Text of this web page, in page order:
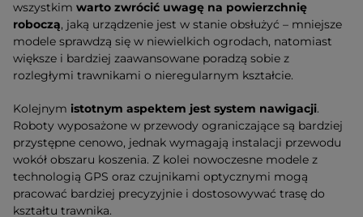
wszystkim warto zwrócić uwagę na powierzchnię
roboczą, jaką urządzenie jest w stanie obsłużyć – mniejsze
modele sprawdzą się w niewielkich ogrodach, natomiast
większe i bardziej zaawansowane poradzą sobie z
rozległymi trawnikami o nieregularnym kształcie.
Kolejnym istotnym aspektem jest system nawigacji.
Roboty wyposażone w przewody ograniczające są bardziej
przystępne cenowo, jednak wymagają instalacji przewodu
wokół obszaru koszenia. Z kolei nowoczesne modele z
technologią GPS oraz czujnikami optycznymi mogą
pracować bardziej precyzyjnie i dostosowywać trasę do
kształtu trawnika.